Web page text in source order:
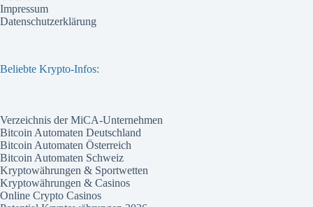
Impressum
Datenschutzerklärung
Beliebte Krypto-Infos:
Verzeichnis der MiCA-Unternehmen
Bitcoin Automaten Deutschland
Bitcoin Automaten Österreich
Bitcoin Automaten Schweiz
Kryptowährungen & Sportwetten
Kryptowährungen & Casinos
Online Crypto Casinos